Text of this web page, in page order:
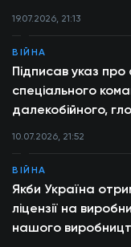
19.07.2026, 21:13
ВІЙНА
Підписав указ про
спеціального
далекобійного,
10.07.2026, 21:52
ВІЙНА
Якби Україна
ліцензії на
нашого